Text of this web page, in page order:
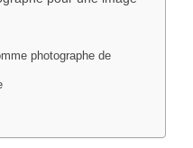
photographe de